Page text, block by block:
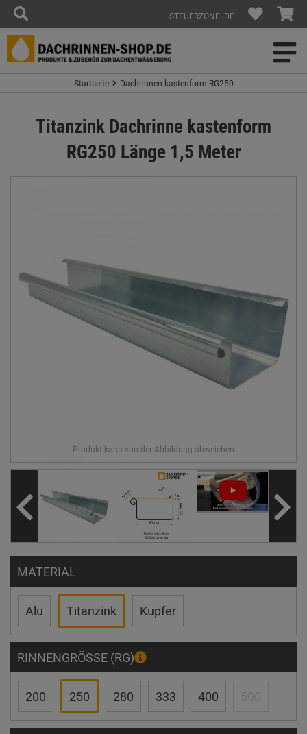
STEUERZONE: DE
Startseite Dachrinnen kastenform RG250
Titanzink Dachrinne kastenform
RG250 Länge 1,5 Meter
MATERIAL
Alu Titanzink Kupfer
RINNENGRÖSSE (RG)
200 250 280 333 400